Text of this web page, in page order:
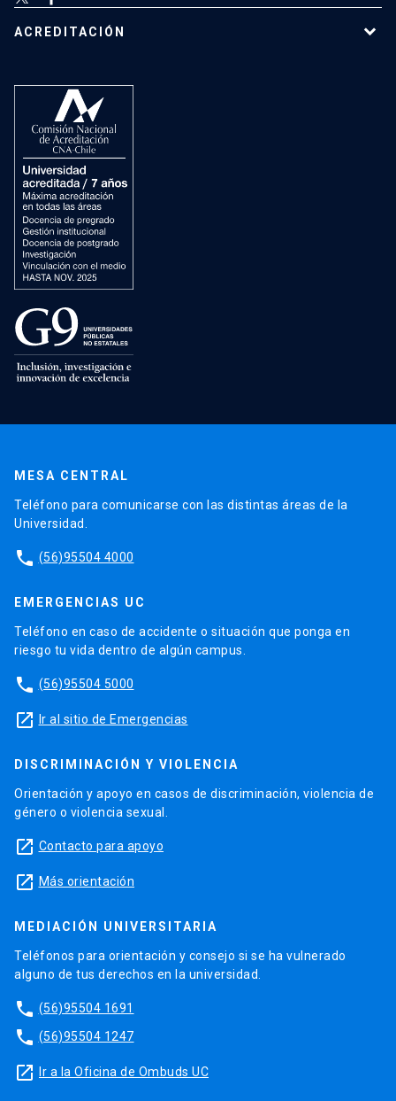
ACREDITACIÓN
MESA CENTRAL
Teléfono para comunicarse con las distintas áreas de la
Universidad.
phone (56)95504 4000
EMERGENCIAS UC
Teléfono en caso de accidente o situación que ponga en
riesgo tu vida dentro de algún campus.
phone (56)95504 5000
launch Ir al sitio de Emergencias
DISCRIMINACIÓN Y VIOLENCIA
Orientación y apoyo en casos de discriminación, violencia de
género o violencia sexual.
launch Contacto para apoyo
launch Más orientación
MEDIACIÓN UNIVERSITARIA
Teléfonos para orientación y consejo si se ha vulnerado
alguno de tus derechos en la universidad.
phone (56)95504 1691
phone (56)95504 1247
launch Ir a la Oficina de Ombuds UC